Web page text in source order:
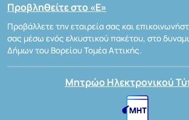
Προβληθείτε στο «Ε»
Προβάλλετε την εταιρεία σας και
σας μέσω ενός ελκυστικού πακέτου, στο
Δήμων του Βορείου Τομέα Αττικής.
Μητρώο Ηλεκτρονικού